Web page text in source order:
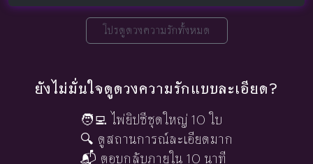
โปรดูดวงความรักทั้งหมด
ยังไม่มั่นใจดูดวงความรักแบบละเอียด?
🧑‍💻 ไพ่ยิปซีชุดใหญ่ 10 ใบ
🔍 ดูสถานการณ์ละเอียดมาก
📬 ตอบกลับภายใน 10 นาที